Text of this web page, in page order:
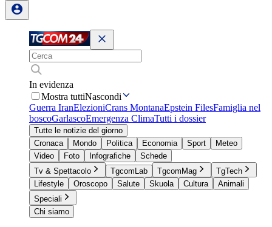
In evidenza
Mostra tuttiNascondi
Guerra IranElezioniCrans MontanaEpstein FilesFamiglia nel
boscoGarlascoEmergenza ClimaTutti i dossier
Tutte le notizie del giorno
Cronaca
Mondo Politica Economia Sport
Meteo
Video
Foto Infografiche
Schede
Tv & Spettacolo
TgcomLab TgcomMag
TgTech
Lifestyle
Oroscopo Salute Skuola Cultura
Animali
Speciali
Chi siamo